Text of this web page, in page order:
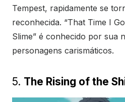
Tempest, rapidamente se
reconhecida. “That Time I
Slime” é conhecido por sua
personagens carismáticos.
5. The Rising of the